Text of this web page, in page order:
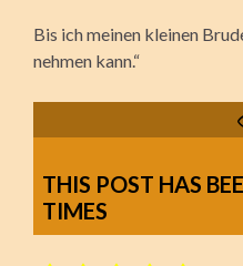
Bis ich meinen kleinen
nehmen kann.“
THIS POST HAS
TIMES